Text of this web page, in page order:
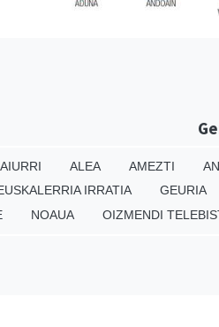
AIURRI ALEA AMEZTI
IRRATIA GEURIA
NOAUA OIZMENDI